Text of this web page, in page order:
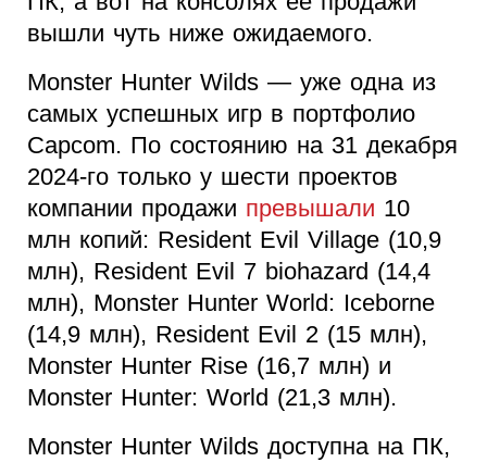
вышли чуть ниже ожидаемого.
Monster Hunter Wilds — уже одна из
самых успешных игр в портфолио
Capcom. По состоянию на 31 декабря
2024-го только у шести проектов
компании продажи превышали 10
млн копий: Resident Evil Village (10,9
млн), Resident Evil 7 biohazard (14,4
млн), Monster Hunter World: Iceborne
(14,9 млн), Resident Evil 2 (15 млн),
Monster Hunter Rise (16,7 млн) и
Monster Hunter: World (21,3 млн).
Monster Hunter Wilds доступна на ПК,